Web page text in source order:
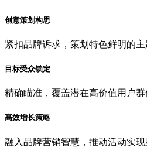
创意策划构思
紧扣品牌诉求，策划特色鲜明的
目标受众锁定
精确瞄准，覆盖潜在高价值用户群
高效增长策略
融入品牌营销智慧，推动活动实